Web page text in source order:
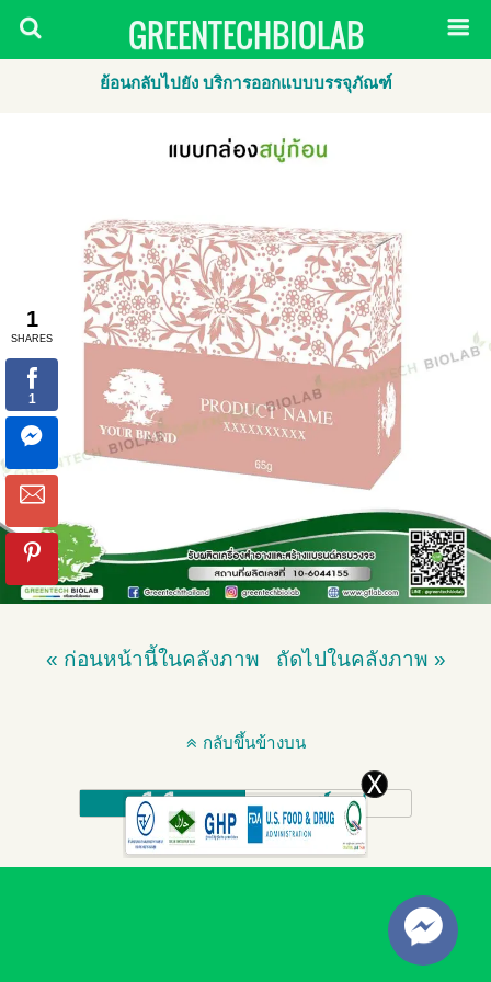
GREENTECHBIOLAB
ย้อนกลับไปยัง บริการออกแบบบรรจุภัณฑ์
« ก่อนหน้านี้ในคลังภาพ ถัดไปในคลังภาพ »
กลับขึ้นข้างบน
มือถือ เดสก์ทอป